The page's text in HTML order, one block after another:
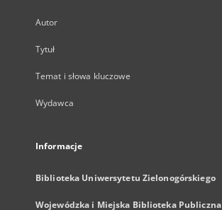
Autor
Tytuł
Temat i słowa kluczowe
Wydawca
Informacje
Biblioteka Uniwersytetu Zielonogórskiego
Wojewódzka i Miejska Biblioteka Publiczna